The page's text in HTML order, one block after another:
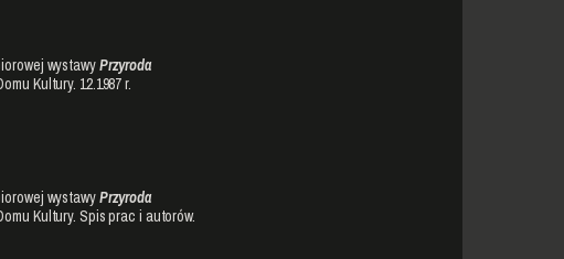
wystawyPrzyroda
Kultury. 12.1987 r.
wystawyPrzyroda
Kultury. Spis prac i autorów.